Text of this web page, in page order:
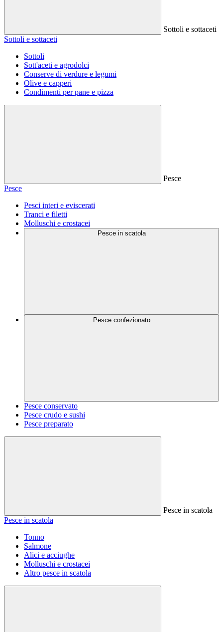
Sottoli e sottaceti
Sottoli e sottaceti
Sottoli
Sott'aceti e agrodolci
Conserve di verdure e legumi
Olive e capperi
Condimenti per pane e pizza
Pesce
Pesce
Pesci interi e eviscerati
Tranci e filetti
Molluschi e crostacei
Pesce in scatola
Pesce confezionato
Pesce conservato
Pesce crudo e sushi
Pesce preparato
Pesce in scatola
Pesce in scatola
Tonno
Salmone
Alici e acciughe
Molluschi e crostacei
Altro pesce in scatola